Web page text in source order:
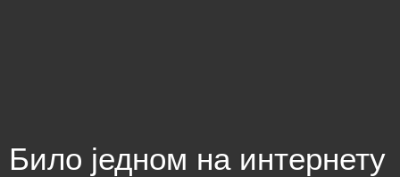
Било једном на интернету